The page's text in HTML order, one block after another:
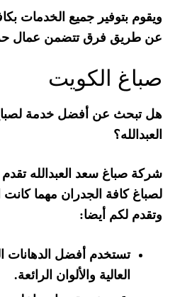
ويقوم بتوفير جميع الخدمات
عن طريق فرق تتضمن عمال
صباغ الكويت
هل تبحث عن أفضل خدمة
العبدالله؟
شركة صباغ سعد العبدالله
لصباغ كافة الجدران مهما
وتقدم لكم أيضا:
تستخدم أفضل الدهانات
العالية والألوان الرائعة.